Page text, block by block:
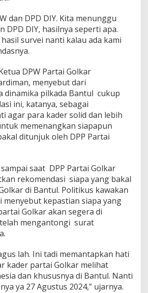
dan DPD DIY. Kita menunggu
DPD DIY, hasilnya seperti apa.
survei nanti kalau ada kami
DPW Partai Golkar
menyebut dari
dinamika pilkada Bantul cukup
ini, katanya, sebagai
agar para kader solid dan lebih
memenangkan siapapun
ditunjuk oleh DPP Partai
saat DPP Partai Golkar
rekomendasi siapa yang bakal
di Bantul. Politikus kawakan
menyebut kepastian siapa yang
Golkar akan segera di
mengantongi surat
lah. Ini tadi memantapkan hati
kader partai Golkar melihat
dan khususnya di Bantul. Nanti
ya 27 Agustus 2024,” ujarnya.